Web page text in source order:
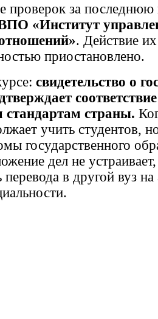
проверок за
«Институт
. Действие
приостановлено.
свидетельство о
стандартам страны.
учить студентов,
государственного
дел не
перевода в другой вуз